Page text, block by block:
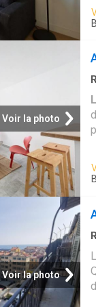
Voir la photo
Voir la photo